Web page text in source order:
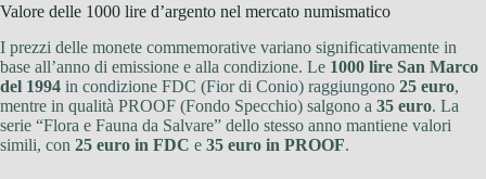
Valore delle 1000 lire d’argento nel mercato numismatico
I prezzi delle monete commemorative variano significativamente in
base all’anno di emissione e alla condizione. Le 1000 lire San Marco
del 1994 in condizione FDC (Fior di Conio) raggiungono 25 euro,
mentre in qualità PROOF (Fondo Specchio) salgono a 35 euro. La
serie “Flora e Fauna da Salvare” dello stesso anno mantiene valori
simili, con 25 euro in FDC e 35 euro in PROOF.